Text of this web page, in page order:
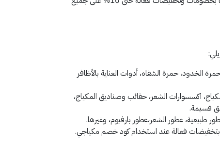
الخدود، حمرة الشفاه، أدوات العناية بالأظافر
اكسسوارات الشعر، حقائب وصناديق المكياج،
طبيعية، عطور الشعر،عطور بارفيوم، وغيرها.
بتخفيضات فعالة عند استخدام كود خصم مكياجي.